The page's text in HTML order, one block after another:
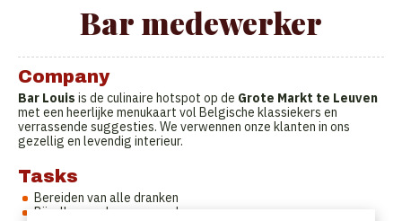
Bar medewerker
Company
Bar Louis is de culinaire hotspot op de Grote Markt te Leuven
met een heerlijke menukaart vol Belgische klassiekers en
verrassende suggesties. We verwennen onze klanten in ons
gezellig en levendig interieur.
Tasks
Bereiden van alle dranken
Bijvullen van bar voorraad